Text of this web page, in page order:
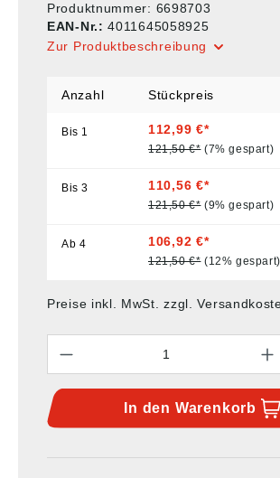
Produktnummer: 6698703
EAN-Nr.:4011645058925
Zur Produktbeschreibung
Anzahl Stückpreis
Bis 1 112,99 €*
121,50 €* (7% gespart)
Bis3 110,56 €*
121,50 €* (9% gespart)
Ab 4 106,92 €*
121,50 €* (12% gespart)
Preise inkl. MwSt. zzgl.
In den Warenkorb